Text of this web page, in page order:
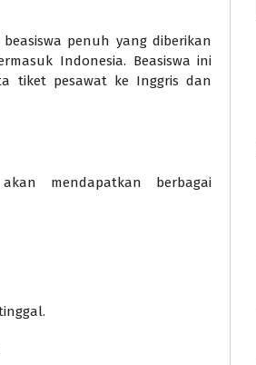
penuh yang diberikan
Indonesia. Beasiswa ini
tiket pesawat ke Inggris dan
mendapatkan berbagai